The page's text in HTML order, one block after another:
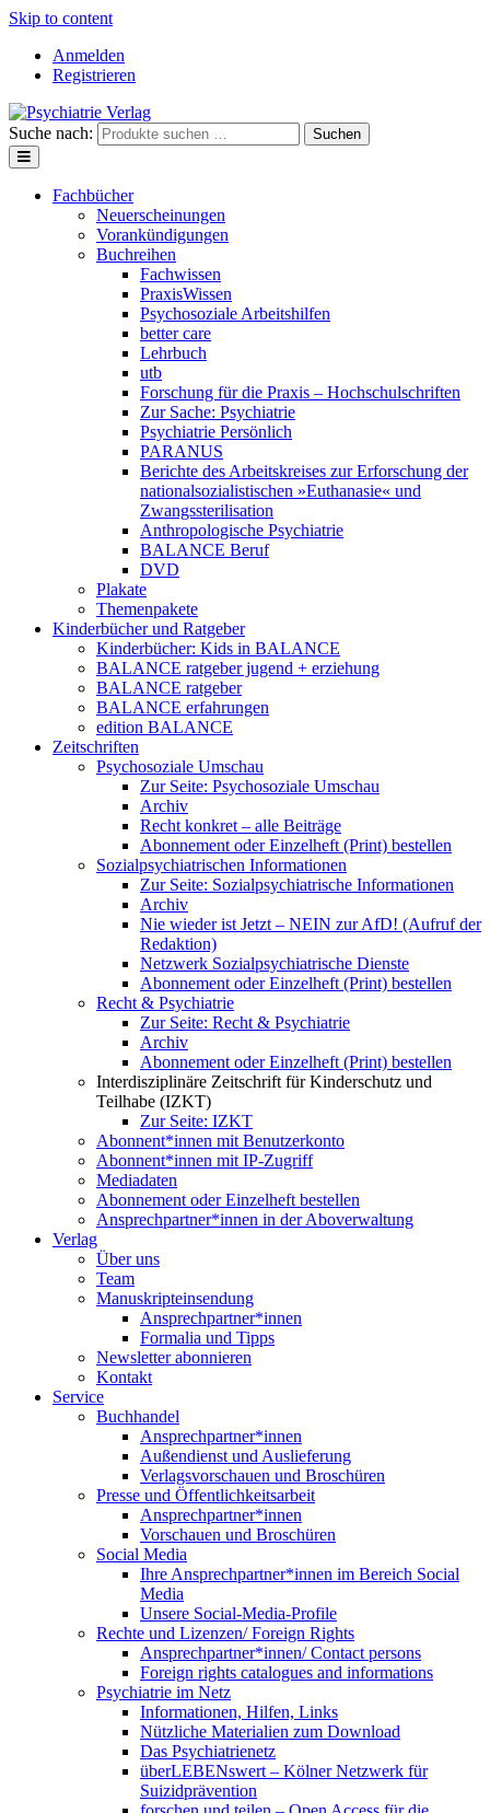
Skip to content
Anmelden
Registrieren
Suche nach: Suchen
Fachbücher
Neuerscheinungen
Vorankündigungen
Buchreihen
Fachwissen
PraxisWissen
Psychosoziale Arbeitshilfen
better care
Lehrbuch
utb
Forschung für die Praxis – Hochschulschriften
Zur Sache: Psychiatrie
Psychiatrie Persönlich
PARANUS
Berichte des Arbeitskreises zur Erforschung der
nationalsozialistischen »Euthanasie« und
Zwangssterilisation
Anthropologische Psychiatrie
BALANCE Beruf
DVD
Plakate
Themenpakete
Kinderbücher und Ratgeber
Kinderbücher: Kids in BALANCE
BALANCE ratgeber jugend + erziehung
BALANCE ratgeber
BALANCE erfahrungen
edition BALANCE
Zeitschriften
Psychosoziale Umschau
Zur Seite: Psychosoziale Umschau
Archiv
Recht konkret – alle Beiträge
Abonnement oder Einzelheft (Print) bestellen
Sozialpsychiatrischen Informationen
Zur Seite: Sozialpsychiatrische Informationen
Archiv
Nie wieder ist Jetzt – NEIN zur AfD! (Aufruf der
Redaktion)
Netzwerk Sozialpsychiatrische Dienste
Abonnement oder Einzelheft (Print) bestellen
Recht & Psychiatrie
Zur Seite: Recht & Psychiatrie
Archiv
Abonnement oder Einzelheft (Print) bestellen
Interdisziplinäre Zeitschrift für Kinderschutz und
Teilhabe (IZKT)
Zur Seite: IZKT
Abonnent*innen mit Benutzerkonto
Abonnent*innen mit IP-Zugriff
Mediadaten
Abonnement oder Einzelheft bestellen
Ansprechpartner*innen in der Aboverwaltung
Verlag
Über uns
Team
Manuskripteinsendung
Ansprechpartner*innen
Formalia und Tipps
Newsletter abonnieren
Kontakt
Service
Buchhandel
Ansprechpartner*innen
Außendienst und Auslieferung
Verlagsvorschauen und Broschüren
Presse und Öffentlichkeitsarbeit
Ansprechpartner*innen
Vorschauen und Broschüren
Social Media
Ihre Ansprechpartner*innen im Bereich Social
Media
Unsere Social-Media-Profile
Rechte und Lizenzen/ Foreign Rights
Ansprechpartner*innen/ Contact persons
Foreign rights catalogues and informations
Psychiatrie im Netz
Informationen, Hilfen, Links
Nützliche Materialien zum Download
Das Psychiatrienetz
überLEBENswert – Kölner Netzwerk für
Suizidprävention